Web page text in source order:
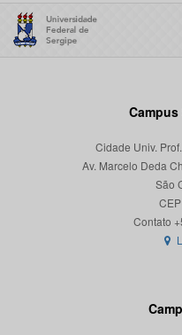
Cidade Univ.
Av. Marcelo Deda
São